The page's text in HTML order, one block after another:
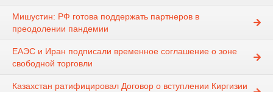
Мишустин: РФ готова поддержать партнеров в
преодолении пандемии
ЕАЭС и Иран подписали временное соглашение о зоне
свободной торговли
Казахстан ратифицировал Договор о вступлении Киргизии